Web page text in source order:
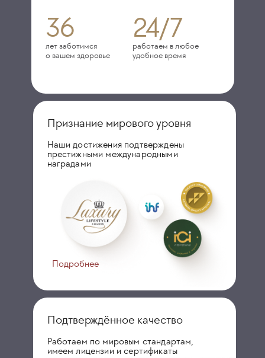
36
лет заботимся
о вашем здоровье
24/7
работаем в любое
удобное время
Признание мирового уровня
Наши достижения подтверждены
престижными международными
наградами
Подробнее
Подтверждённое качество
Работаем по мировым стандартам,
имеем лицензии и сертификаты